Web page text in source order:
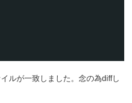
ルが一致しました。念の為diffし